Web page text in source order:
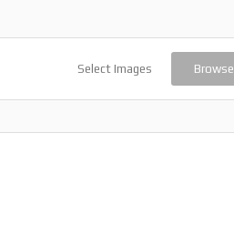
Select Images Browse